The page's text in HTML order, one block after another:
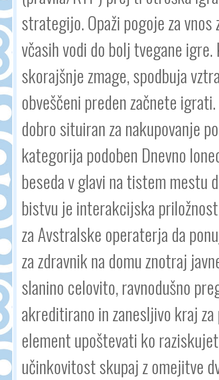
strategijo. Opaži pogoje za
včasih vodi do bolj tvegane
skorajšnje zmage, spodbuja
obveščeni preden začnete
dobro situiran za nakupovanje
kategorija podoben Dnevno
beseda v glavi na tistem mestu
bistvu je interakcijska
za Avstralske operaterja da
za zdravnik na domu znotraj
slanino celovito, ravnodušno
akreditirano in zanesljivo kraj
element upoštevati ko
učinkovitost skupaj z omejitve